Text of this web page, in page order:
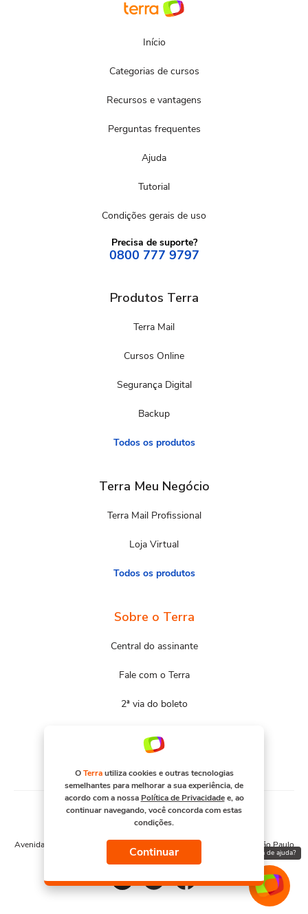
Início
Categorias de cursos
Recursos e vantagens
Perguntas frequentes
Ajuda
Tutorial
Condições gerais de uso
Precisa de suporte?
0800 777 9797
Produtos Terra
Terra Mail
Cursos Online
Segurança Digital
Backup
Todos os produtos
Terra Meu Negócio
Terra Mail Profissional
Loja Virtual
Todos os produtos
Sobre o Terra
Central do assinante
Fale com o Terra
2ª via do boleto
Avenida Engenheiro Luís Carlos Berrini, 1376 - Cidade Monções - São Paulo
– SP. CNPJ 91.088.328/0001-67
OTerrautiliza cookies e outras tecnologias
semelhantes para melhorar a sua experiência, de
acordo com a nossa Política de Privacidadee, ao
continuar navegando, você concorda com estas
condições.
Continuar Precisa de ajuda?